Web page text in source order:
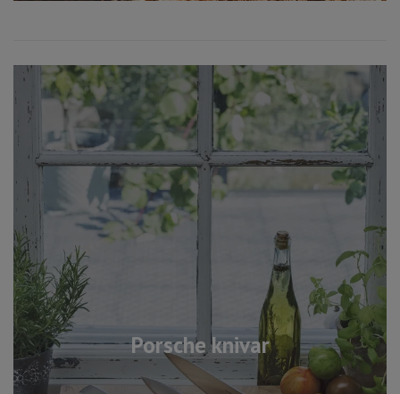
Porsche knivar